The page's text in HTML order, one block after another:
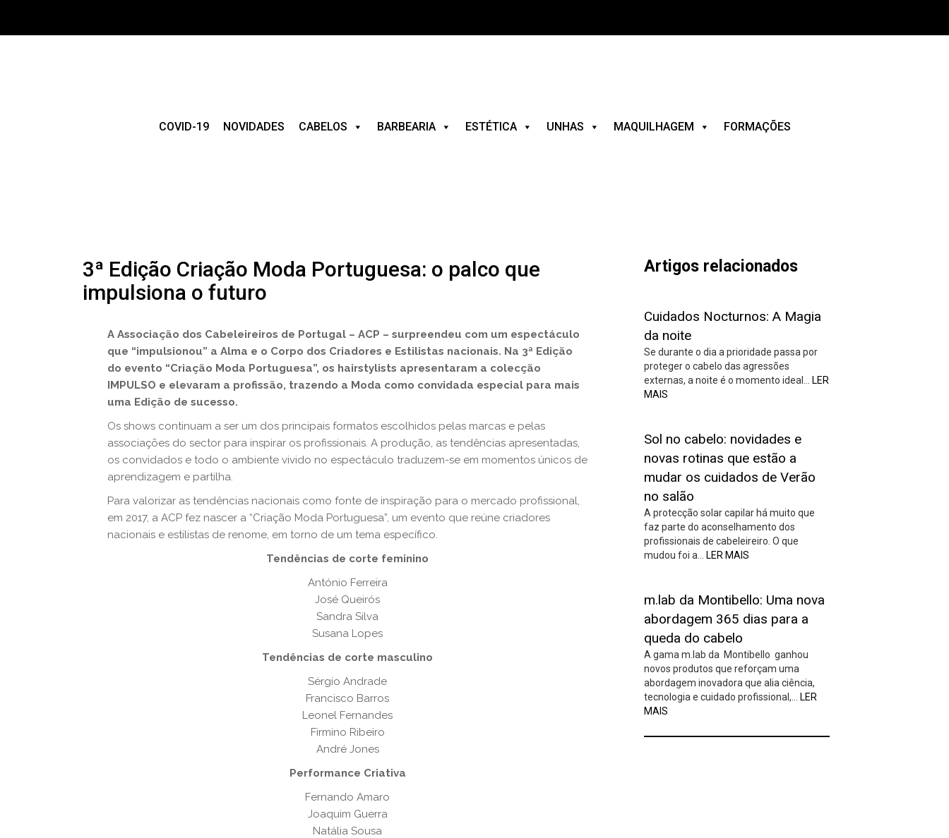
COVID-19 NOVIDADES CABELOS BARBEARIA ESTÉTICA UNHAS MAQUILHAGEM FORMAÇÕES
3ª Edição Criação Moda Portuguesa: o palco que
impulsiona o futuro
A Associação dos Cabeleireiros de Portugal – ACP – surpreendeu com um espectáculo
que “impulsionou” a Alma e o Corpo dos Criadores e Estilistas nacionais. Na 3ª Edição
do evento “Criação Moda Portuguesa”, os hairstylists apresentaram a colecção
IMPULSO e elevaram a profissão, trazendo a Moda como convidada especial para mais
uma Edição de sucesso.
Os shows continuam a ser um dos principais formatos escolhidos pelas marcas e pelas
associações do sector para inspirar os profissionais. A produção, as tendências apresentadas,
os convidados e todo o ambiente vivido no espectáculo traduzem-se em momentos únicos de
aprendizagem e partilha.
Para valorizar as tendências nacionais como fonte de inspiração para o mercado profissional,
em 2017, a ACP fez nascer a “Criação Moda Portuguesa”, um evento que reúne criadores
nacionais e estilistas de renome, em torno de um tema específico.
Tendências de corte feminino
António Ferreira
José Queirós
Sandra Silva
Susana Lopes
Tendências de corte masculino
Sérgio Andrade
Francisco Barros
Leonel Fernandes
Firmino Ribeiro
André Jones
Performance Criativa
Fernando Amaro
Joaquim Guerra
Natália Sousa
Artigos relacionados
Cuidados Nocturnos: A Magia
da noite
Se durante o dia a prioridade passa por
proteger o cabelo das agressões
externas, a noite é o momento ideal…
LER
MAIS
Sol no cabelo: novidades e
novas rotinas que estão a
mudar os cuidados de Verão
no salão
A protecção solar capilar há muito que
faz parte do aconselhamento dos
profissionais de cabeleireiro. O que
mudou foi a…
LER MAIS
m.lab da Montibello: Uma nova
abordagem 365 dias para a
queda do cabelo
A gama m.lab da Montibello ganhou
novos produtos que reforçam uma
abordagem inovadora que alia ciência,
tecnologia e cuidado profissional,…
LER
MAIS